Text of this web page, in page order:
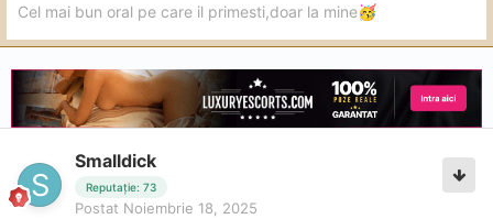
Cel mai bun oral pe care il primesti,doar la mine🥳
Smalldick
Reputație: 73
Postat Noiembrie 18, 2025